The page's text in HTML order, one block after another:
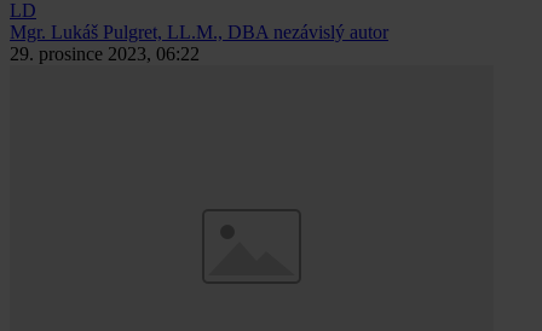
LD
Mgr. Lukáš Pulgret, LL.M., DBA nezávislý autor
29. prosince 2023, 06:22